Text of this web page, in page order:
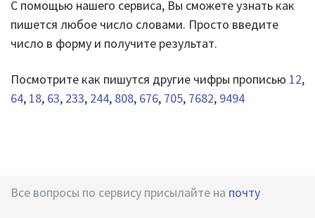
С помощью нашего сервиса, Вы сможете узнать как
пишется любое число словами. Просто введите
число в форму и получите результат.
Посмотрите как пишутся другие чифры прописью 12,
64, 18, 63, 233, 244, 808, 676, 705, 7682, 9494
Все вопросы по сервису присылайте на почту